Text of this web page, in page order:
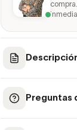
Preguntas